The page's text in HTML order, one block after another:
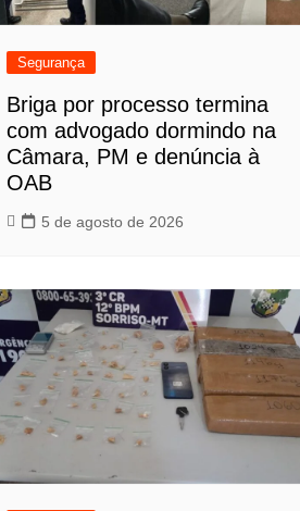
Segurança
Briga por processo termina
com advogado dormindo na
Câmara, PM e denúncia à
OAB
5 de agosto de 2026